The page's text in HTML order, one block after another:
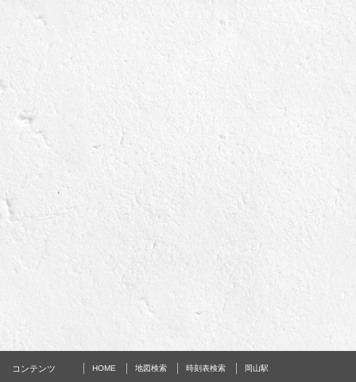
コンテンツ HOME 地図検索 時刻表検索 岡山駅